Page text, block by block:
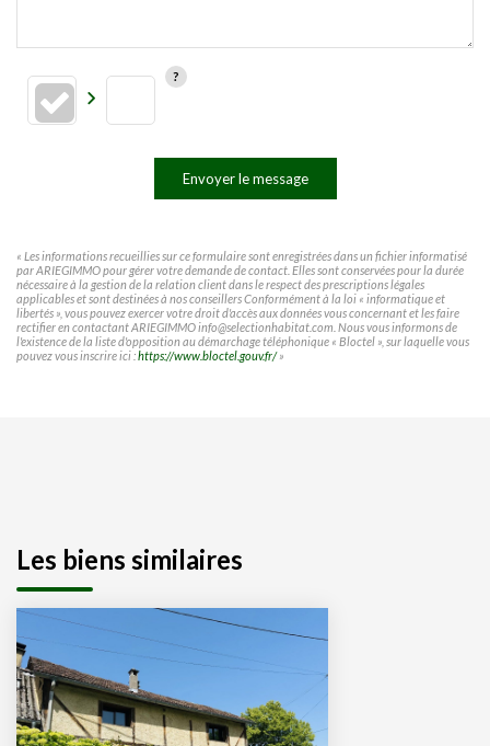
Envoyer le message
« Les informations recueillies sur ce formulaire sont enregistrées dans un fichier informatisé
par ARIEGIMMO pour gérer votre demande de contact. Elles sont conservées pour la durée
nécessaire à la gestion de la relation client dans le respect des prescriptions légales
applicables et sont destinées à nos conseillers Conformément à la loi « informatique et
libertés », vous pouvez exercer votre droit d'accès aux données vous concernant et les faire
rectifier en contactant ARIEGIMMO info@selectionhabitat.com. Nous vous informons de
l'existence de la liste d'opposition au démarchage téléphonique « Bloctel », sur laquelle vous
pouvez vous inscrire ici :https://www.bloctel.gouv.fr/»
Les biens similaires